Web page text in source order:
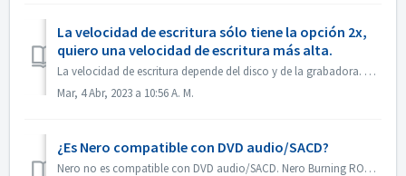
La velocidad de escritura sólo tiene la opción 2x,
quiero una velocidad de escritura más alta.
La velocidad de escritura depende del disco y de la grabadora. Nero Burning ROM detecta automáticamente la grabadora y el disco y muestra la velocidad de es...
Mar, 4 Abr, 2023 a 10:56 A. M.
¿Es Nero compatible con DVD audio/SACD?
Nero no es compatible con DVD audio/SACD. Nero Burning ROM sólo admite la grabación de CD de audio en 44100 hz.